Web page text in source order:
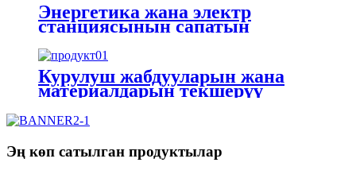
Энергетика жана электр
станциясынын сапатын
көзөмөлдөө жана текшерүү
Курулуш жабдууларын жана
материалдарын текшерүү
Эң көп сатылган продуктылар